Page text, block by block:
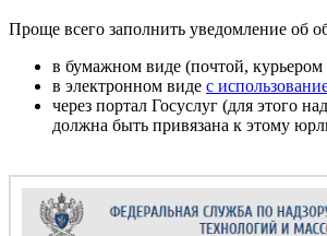
Проще всего заполнить уведомление об
в бумажном виде (почтой,
в электронном виде с
через портал Госуслуг (для этого
должна быть привязана к этому